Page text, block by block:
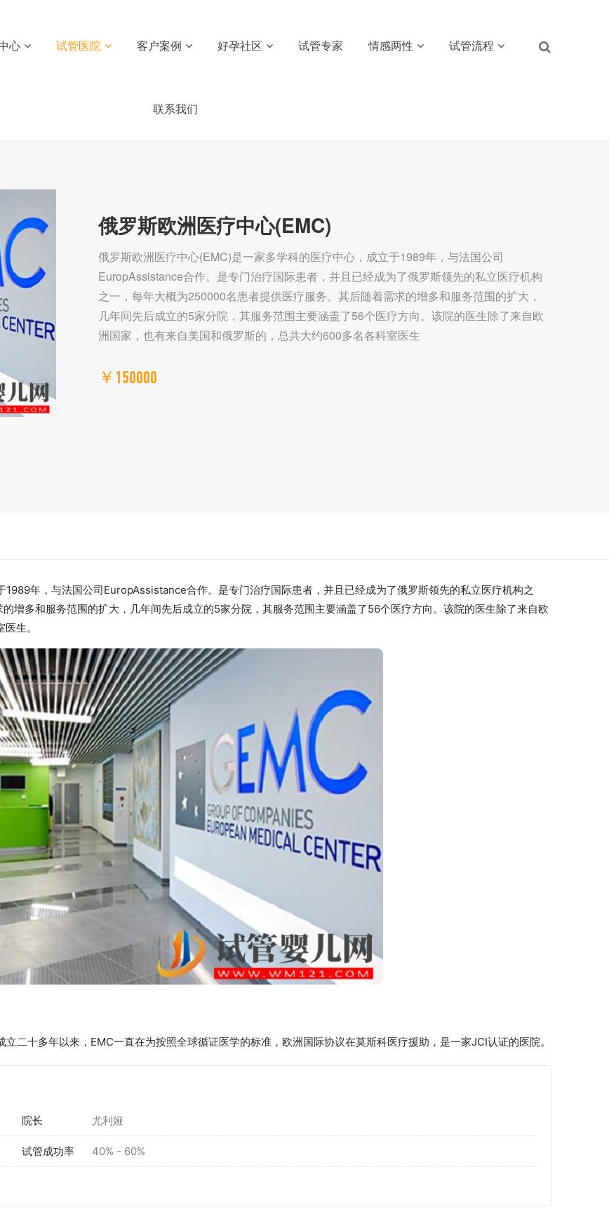
心 试管医院 客户案例 好孕社区 试管专家 情感两性 试管流程
联系我们
俄罗斯欧洲医疗中心(EMC)
俄罗斯欧洲医疗中心(EMC)是一家多学科的医疗中心，成立于1989年，与法国公司
EuropAssistance合作。是专门治疗国际患者，并且已经成为了俄罗斯领先的私立医疗机构
之一，每年大概为250000名患者提供医疗服务。其后随着需求的增多和服务范围的扩大，
几年间先后成立的5家分院，其服务范围主要涵盖了56个医疗方向。该院的医生除了来自欧
洲国家，也有来自美国和俄罗斯的，总共大约600多名各科室医生
￥150000
年，与法国公司EuropAssistance合作。是专门治疗国际患者，并且已经成为了俄罗斯领先的私立医疗机构之
增多和服务范围的扩大，几年间先后成立的5家分院，其服务范围主要涵盖了56个医疗方向。该院的医生除了来自欧
生。
二十多年以来，EMC一直在为按照全球循证医学的标准，欧洲国际协议在莫斯科医疗援助，是一家JCI认证的医院。
院长 尤利娅
试管成功率 40% - 60%